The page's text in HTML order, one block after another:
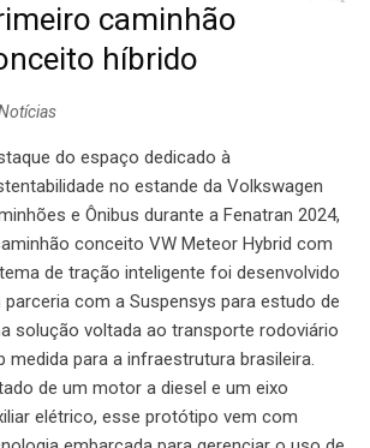
caminhão
híbrido
do espaço dedicado à
no estande da Volkswagen
e Ônibus durante a Fenatran 2024,
conceito VW Meteor Hybrid com
de tração inteligente foi desenvolvido
parceria com a Suspensys para estudo de
solução voltada ao transporte rodoviário
medida para a infraestrutura brasileira.
de um motor a diesel e um eixo
elétrico, esse protótipo vem com